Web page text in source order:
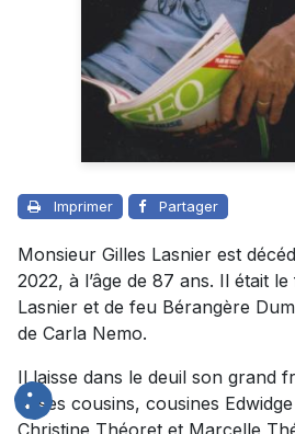
Imprimer Partager
Monsieur Gilles Lasnier est
2022, à l’âge de 87 ans. Il était
Lasnier et de feu Bérangère
de Carla Nemo.
Il laisse dans le deuil son grand
et ses cousins, cousines
Christine Théoret et Marcelle